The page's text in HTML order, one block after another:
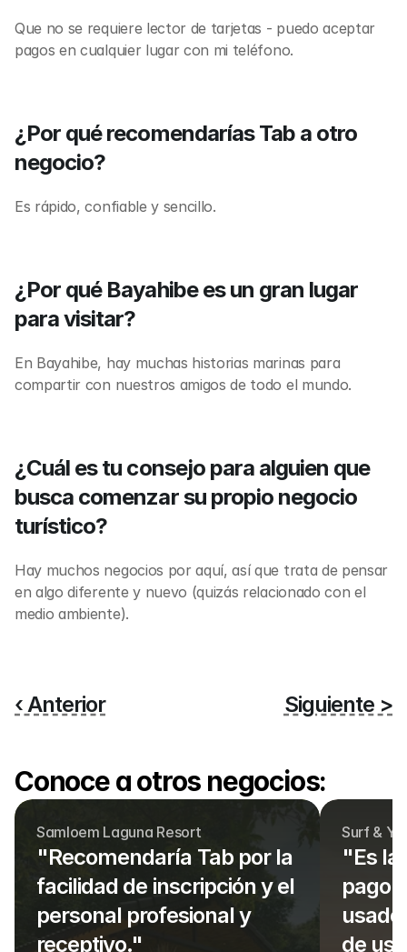
Que no se requiere lector de tarjetas - puedo aceptar
pagos en cualquier lugar con mi teléfono.
¿Por qué recomendarías Tab a otro
negocio?
Es rápido, confiable y sencillo.
¿Por qué Bayahibe es un gran lugar
para visitar?
En Bayahibe, hay muchas historias marinas para
compartir con nuestros amigos de todo el mundo.
¿Cuál es tu consejo para alguien que
busca comenzar su propio negocio
turístico?
Hay muchos negocios por aquí, así que trata de pensar
en algo diferente y nuevo (quizás relacionado con el
medio ambiente).
‹ Anterior Siguiente >
Conoce a otros negocios:
Samloem Laguna Resort
"Recomendaría Tab por la
facilidad de inscripción y el
personal profesional y
receptivo."
Surf &
"Es la
pago
de